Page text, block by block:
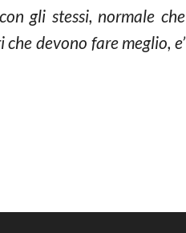
gli stessi, normale che
devono fare meglio, e’